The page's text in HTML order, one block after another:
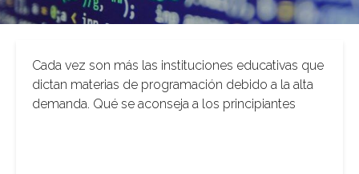
Cada vez son más las instituciones educativas que
dictan materias de programación debido a la alta
demanda. Qué se aconseja a los principiantes